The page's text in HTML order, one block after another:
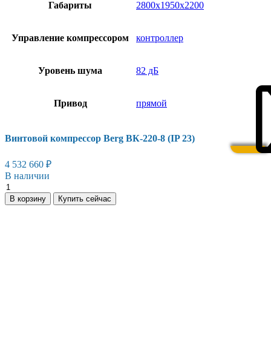
Габариты 2800х1950х2200
Управление компрессором контроллер
Уровень шума 82 дБ
Привод прямой
Винтовой компрессор Berg ВК-220-8 (IP 23)
4 532 660 ₽
В наличии
Винтовой
компрессор
Berg
В корзину Купить сейчас